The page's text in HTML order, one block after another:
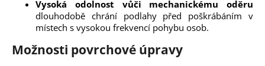
Vysoká odolnost vůči mechanickému oděru
dlouhodobě chrání podlahy před poškrábáním v
místech s vysokou frekvencí pohybu osob.
Možnosti povrchové úpravy